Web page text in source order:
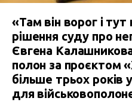
«Там він ворог і
рішення суду про
Євгена
полон за проєктом
більше трьох років
для